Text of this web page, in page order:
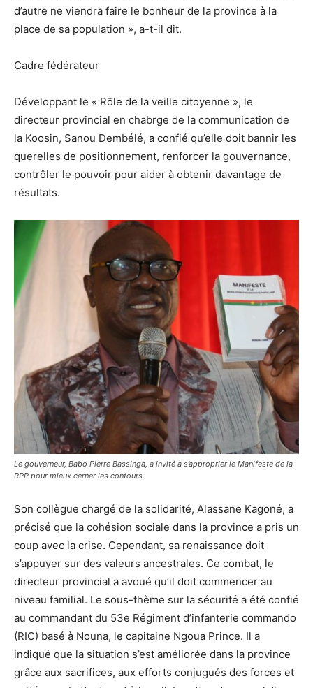
d’autre ne viendra faire le bonheur de la province à la
place de sa population », a-t-il dit.
Cadre fédérateur
Développant le « Rôle de la veille citoyenne », le
directeur provincial en chabrge de la communication de
la Koosin, Sanou Dembélé, a confié qu’elle doit bannir les
querelles de positionnement, renforcer la gouvernance,
contrôler le pouvoir pour aider à obtenir davantage de
résultats.
Le gouverneur, Babo Pierre Bassinga, a invité à s’approprier le Manifeste de la
RPP pour mieux cerner les contours.
Son collègue chargé de la solidarité, Alassane Kagoné, a
précisé que la cohésion sociale dans la province a pris un
coup avec la crise. Cependant, sa renaissance doit
s’appuyer sur des valeurs ancestrales. Ce combat, le
directeur provincial a avoué qu’il doit commencer au
niveau familial. Le sous-thème sur la sécurité a été confié
au commandant du 53e Régiment d’infanterie commando
(RIC) basé à Nouna, le capitaine Ngoua Prince. Il a
indiqué que la situation s’est améliorée dans la province
grâce aux sacrifices, aux efforts conjugués des forces et